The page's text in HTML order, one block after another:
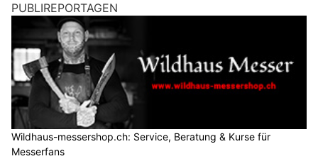
PUBLIREPORTAGEN
Wildhaus-messershop.ch: Service, Beratung & Kurse für
Messerfans